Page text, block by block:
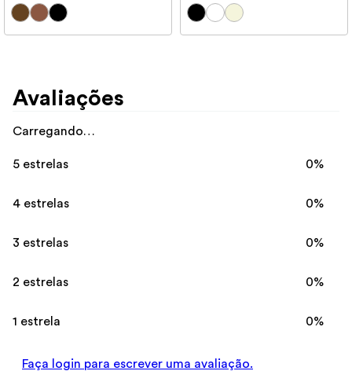
Avaliações
Carregando…
5 estrelas 0%
4 estrelas 0%
3 estrelas 0%
2 estrelas 0%
1 estrela 0%
Faça login para escrever uma avaliação.